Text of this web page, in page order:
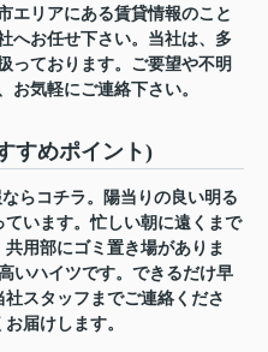
エリアにある賃貸情報のこと
へお任せ下さい。当社は、多
っております。ご要望や不明
お気軽にご連絡下さい。
すめポイント)
らコチラ。陽当りの良い明る
います。忙しい朝に遠くまで
用部にゴミ置き場がありま
いハイツです。できるだけ早
スタッフまでご連絡くださ
届けします。